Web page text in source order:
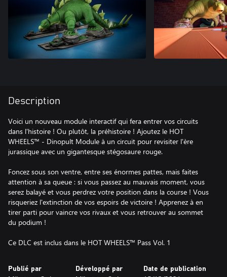
Description
Voici un nouveau module interactif qui fera entrer vos circuits
dans l'histoire ! Ou plutôt, la préhistoire ! Ajoutez le HOT
WHEELS™ - Dinopult Module à un circuit pour revisiter l'ère
jurassique avec un gigantesque stégosaure rouge.
Foncez sous son ventre, entre ses énormes pattes, mais faites
attention à sa queue : si vous passez au mauvais moment, vous
serez balayé et vous perdrez votre position dans la course ! Vous
risqueriez l'extinction de vos espoirs de victoire ! Apprenez à en
tirer parti pour vaincre vos rivaux et vous retrouver au sommet
du podium !
Ce DLC est inclus dans le HOT WHEELS™ Pass Vol. 1
Publié par Développé par Date de publication